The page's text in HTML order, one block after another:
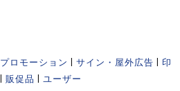
プロモーション サイン・屋外広告
印
販促品 ユーザー